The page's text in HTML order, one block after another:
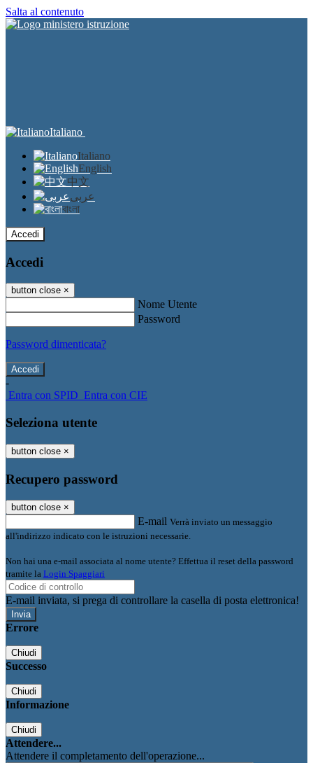
Salta al contenuto
Italiano
Italiano
English
中文
عربى
বাংলা
Accedi
Accedi
button close ×
Nome Utente
Password
Password dimenticata?
-
Entra con SPID Entra con CIE
Seleziona utente
button close ×
Recupero password
button close ×
E-mail Verrà inviato un messaggio
all'indirizzo indicato con le istruzioni necessarie.
Non hai una e-mail associata al nome utente? Effettua il reset della password
tramite la Login Spaggiari
E-mail inviata, si prega di controllare la casella di posta elettronica!
Errore
Chiudi
Successo
Chiudi
Informazione
Chiudi
Attendere...
Attendere il completamento dell'operazione...